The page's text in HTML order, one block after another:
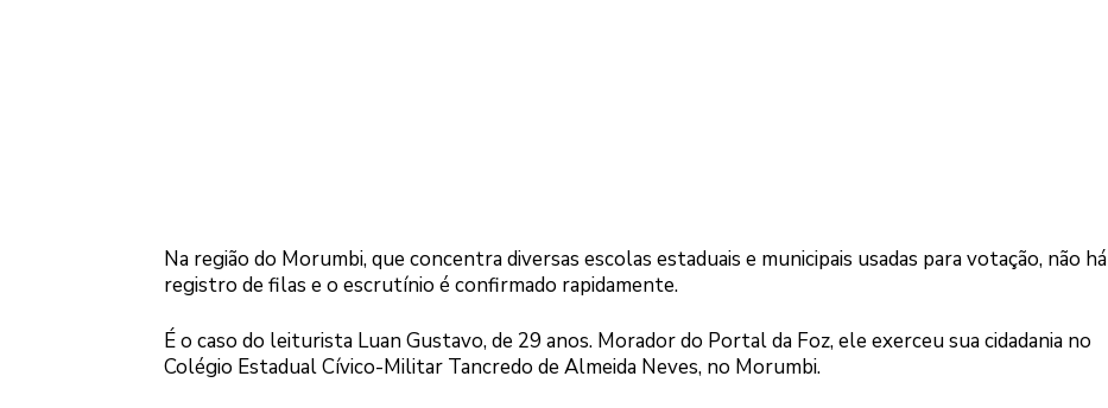
Na região do Morumbi, que concentra diversas escolas estaduais e municipais usadas para votação, não há
registro de filas e o escrutínio é confirmado rapidamente.
É o caso do leiturista Luan Gustavo, de 29 anos. Morador do Portal da Foz, ele exerceu sua cidadania no
Colégio Estadual Cívico-Militar Tancredo de Almeida Neves, no Morumbi.